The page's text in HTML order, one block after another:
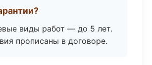
виды работ — до 5 лет.
прописаны в договоре.